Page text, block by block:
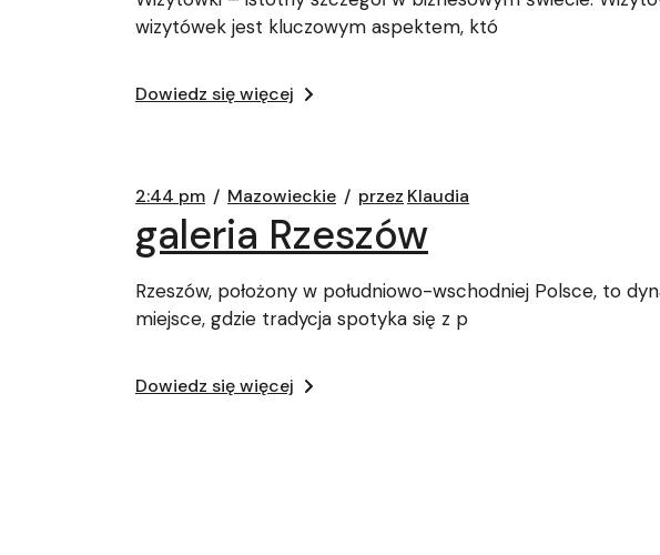
wizytówek jest kluczowym aspektem, któ
Dowiedz się więcej
2:44 pm Mazowieckie przez Klaudia
galeria Rzeszów
Rzeszów, położony w południowo-wschodniej Polsce, to
miejsce, gdzie tradycja spotyka się z p
Dowiedz się więcej